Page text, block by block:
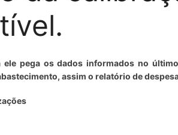
ele pega os dados informados no
assim o relatório de